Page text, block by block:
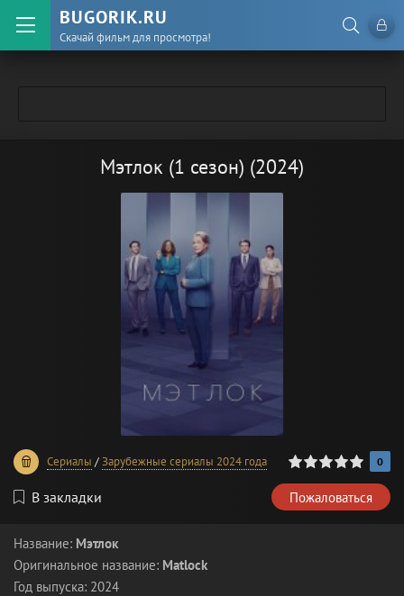
BUGORIK.RU
Скачай фильм для просмотра!
Мэтлок (1 сезон) (2024)
Сериалы /Зарубежные сериалы 2024 года
0 1 2 3 4 5 0
В закладки Пожаловаться
Название: Мэтлок
Оригинальное название: Matlock
Год выпуска: 2024